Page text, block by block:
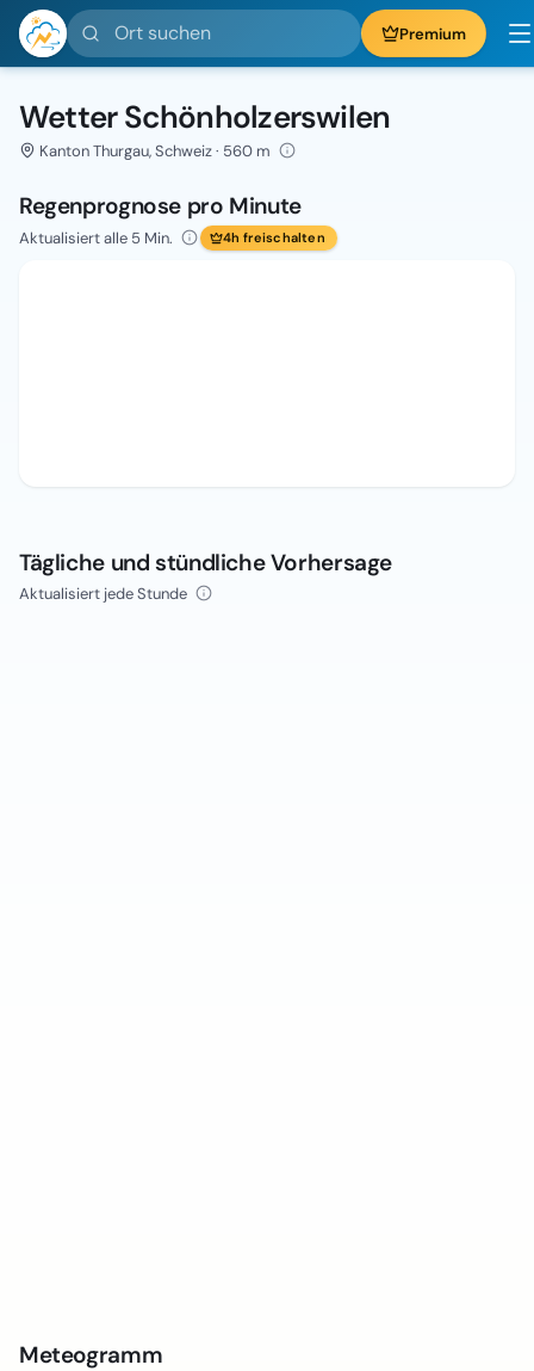
Ort suchen Premium
Wetter Schönholzerswilen
Kanton Thurgau, Schweiz · 560 m
Regenprognose pro Minute
Aktualisiert alle 5 Min. 4h freischalten
Tägliche und stündliche Vorhersage
Aktualisiert jede Stunde
Meteogramm